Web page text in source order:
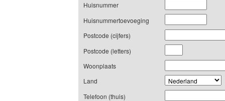
Huisnummer
Huisnummertoevoeging
Postcode (cijfers)
Postcode (letters)
Woonplaats
Land
Telefoon (thuis)